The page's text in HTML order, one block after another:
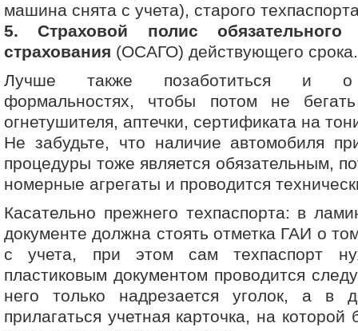
машина снята с учета), старого
5. Страховой полис обязательного
страхования (ОСАГО) действующего срока.
Лучше также позаботиться и о
формальностях, чтобы потом не
огнетушителя, аптечки, сертификата на
Не забудьте, что наличие автомобиля
процедуры тоже является обязательным,
номерные агрегаты и проводится
Касательно прежнего техпаспорта: в
документе должна стоять отметка ГАИ о
с учета, при этом сам техпаспорт
пластиковым документом проводится
него только надрезается уголок, а в
прилагаться учетная карточка, на